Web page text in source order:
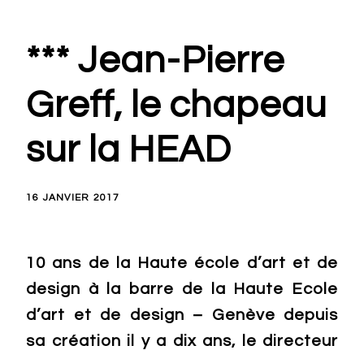
*** Jean-Pierre
Greff, le chapeau
sur la HEAD
16 JANVIER 2017
10 ans de la Haute école d’art et de
design à la barre de la Haute Ecole
d’art et de design – Genève depuis
sa création il y a dix ans, le directeur